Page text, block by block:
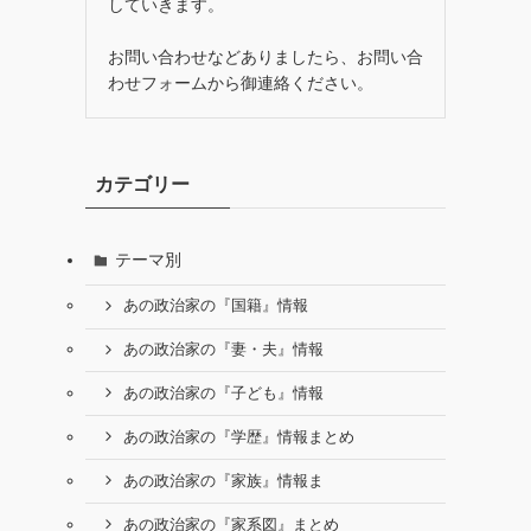
していきます。
お問い合わせなどありましたら、お問い合
わせフォームから御連絡ください。
カテゴリー
テーマ別
あの政治家の『国籍』情報
あの政治家の『妻・夫』情報
あの政治家の『子ども』情報
あの政治家の『学歴』情報まとめ
あの政治家の『家族』情報ま
あの政治家の『家系図』まとめ